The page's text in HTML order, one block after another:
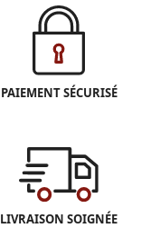
PAIEMENT SÉCURISÉ
LIVRAISON SOIGNÉE